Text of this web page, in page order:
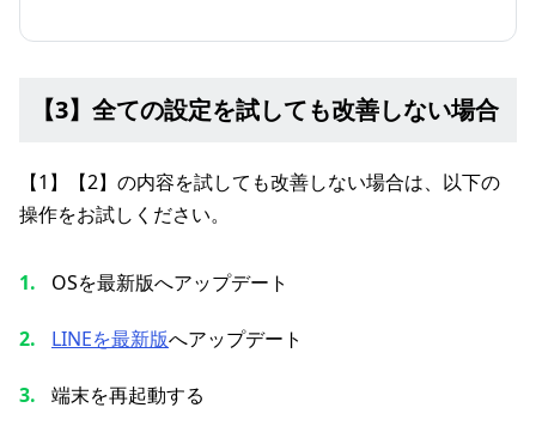
【3】全ての設定を試しても改善しない場合
【1】【2】の内容を試しても改善しない場合は、以下の
操作をお試しください。
OSを最新版へアップデート
LINEを最新版へアップデート
端末を再起動する